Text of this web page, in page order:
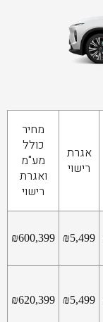
אגרת
רישוי
מחיר
כולל
מע"מ
ואגרת
רישוי
₪5,499
₪600,399
₪5,499
₪620,399